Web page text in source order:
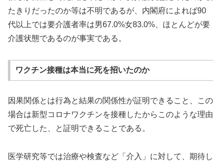
たきりだったのか等は不明であるが、内閣府によれば90
代以上では要介護者率は男67.0%女83.0%、ほとんどが要
介護状態であるのが事実である。
ワクチン接種は本当に死を招いたのか
因果関係とは行為と結果の関係性が証明できること、この
場合は新型コロナワクチンを接種したからこのような理由
で死亡した、と証明できることである。
医学研究等では治療や検査など「介入」に対して、期待し